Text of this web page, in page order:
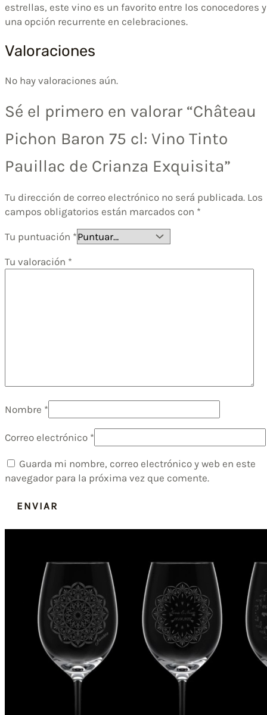
estrellas, este vino es un favorito entre los conocedores y
una opción recurrente en celebraciones.
Valoraciones
No hay valoraciones aún.
Sé el primero en valorar “Château
Pichon Baron 75 cl: Vino Tinto
Pauillac de Crianza Exquisita”
Tu dirección de correo electrónico no será publicada. Los
campos obligatorios están marcados con *
Tu puntuación *
Tu valoración *
Nombre *
Correo electrónico *
Guarda mi nombre, correo electrónico y web en este
navegador para la próxima vez que comente.